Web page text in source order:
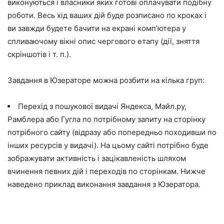
виконуються і власники яких готові оплачувати подібну
роботи. Весь хід ваших дій буде розписано по кроках і
ви завжди будете бачити на екрані комп’ютера у
спливаючому вікні опис чергового етапу (дії, зняття
скріншотів і т. п.).
Завдання в Юзераторе можна розбити на кілька груп:
Перехід з пошукової видачі Яндекса, Майл.ру,
Рамблера або Гугла по потрібному запиту на сторінку
потрібного сайту (відразу або попередньо походивши по
інших ресурсів у видачі). На цьому сайті потрібно буде
зображувати активність і зацікавленість шляхом
вчинення певних дій і переходів по сторінкам. Нижче
наведено приклад виконання завдання з Юзератора.